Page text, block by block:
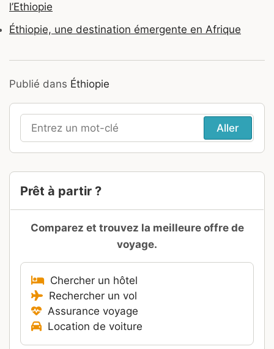
l’Ethiopie
Éthiopie, une destination émergente en Afrique
Publié dans Éthiopie
Recherche
pour
Prêt à partir ?
Comparez et trouvez la meilleure offre de
voyage.
Chercher un hôtel
Rechercher un vol
Assurance voyage
Location de voiture